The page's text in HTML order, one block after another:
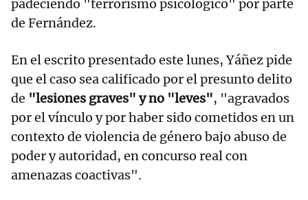
padeciendo "terrorismo psicológico" por parte
de Fernández.
En el escrito presentado este lunes, Yáñez pide
que el caso sea calificado por el presunto delito
de "lesiones graves" y no "leves", "agravados
por el vínculo y por haber sido cometidos en un
contexto de violencia de género bajo abuso de
poder y autoridad, en concurso real con
amenazas coactivas".